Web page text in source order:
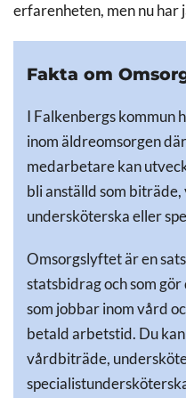
erfarenheten, men nu har
Fakta om
I Falkenbergs kommun
inom äldreomsorgen
medarbetare kan
bli anställd som
undersköterska eller
Omsorgslyftet är en
statsbidrag och som
som jobbar inom vård
betald arbetstid. Du
vårdbiträde,